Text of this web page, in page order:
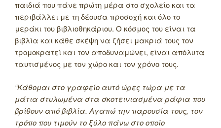
παιδιά που πάνε πρώτη μέρα στο σχολείο και τα
περιβάλλει με τη δέουσα προσοχή και όλο το
μεράκι του βιβλιοθηκάριου. Ο κόσμος του είναι τα
βιβλία και κάθε σκέψη να ζήσει μακριά τους τον
τρομοκρατεί και τον αποδυναμώνει, είναι απόλυτα
ταυτισμένος με τον χώρο και τον χρόνο τους.
“Κάθομαι στο γραφείο αυτό ώρες τώρα με τα
μάτια στυλωμένα στα σκοτεινιασμένα ράφια που
βρίθουν από βιβλία. Αγαπώ την παρουσία τους, τον
τρόπο που τιμούν το ξύλο πάνω στο οποίο